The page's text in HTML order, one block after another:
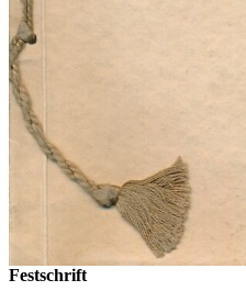
Festschrift